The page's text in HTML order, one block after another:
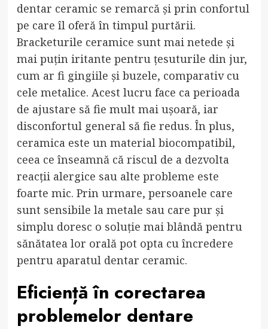
dentar ceramic se remarcă și prin confortul
pe care îl oferă în timpul purtării.
Bracketurile ceramice sunt mai netede și
mai puțin iritante pentru țesuturile din jur,
cum ar fi gingiile și buzele, comparativ cu
cele metalice. Acest lucru face ca perioada
de ajustare să fie mult mai ușoară, iar
disconfortul general să fie redus. În plus,
ceramica este un material biocompatibil,
ceea ce înseamnă că riscul de a dezvolta
reacții alergice sau alte probleme este
foarte mic. Prin urmare, persoanele care
sunt sensibile la metale sau care pur și
simplu doresc o soluție mai blândă pentru
sănătatea lor orală pot opta cu încredere
pentru aparatul dentar ceramic.
Eficiență în corectarea
problemelor dentare